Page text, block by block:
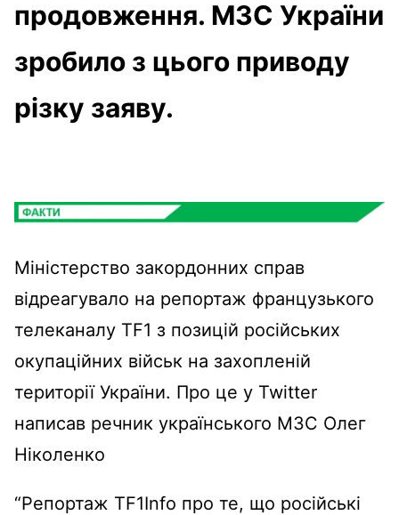
продовження. МЗС України
зробило з цього приводу
різку заяву.
Міністерство закордонних справ
відреагувало на репортаж французького
телеканалу TF1 з позицій російських
окупаційних військ на захопленій
території України. Про це у Twitter
написав речник українського МЗС Олег
Ніколенко
“Репортаж TF1Info про те, що російські